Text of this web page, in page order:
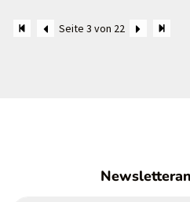
Seite 3 von 22